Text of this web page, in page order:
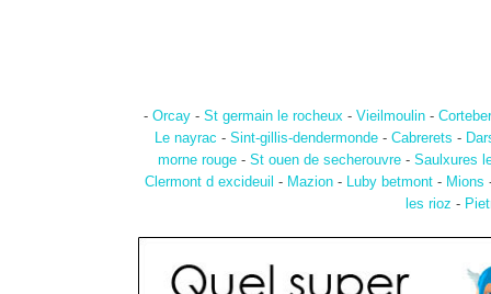
- Orcay- St germain le rocheux- Vieilmoulin-
Le nayrac - Sint-gillis-dendermonde - Cabrerets -
morne rouge- St ouen de secherouvre- Saulxures
Clermont d excideuil - Mazion - Luby betmont - Mions
les rioz -